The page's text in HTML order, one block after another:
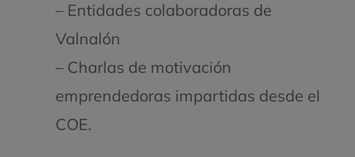
– Entidades colaboradoras de
Valnalón
– Charlas de motivación
emprendedoras impartidas desde el
COE.